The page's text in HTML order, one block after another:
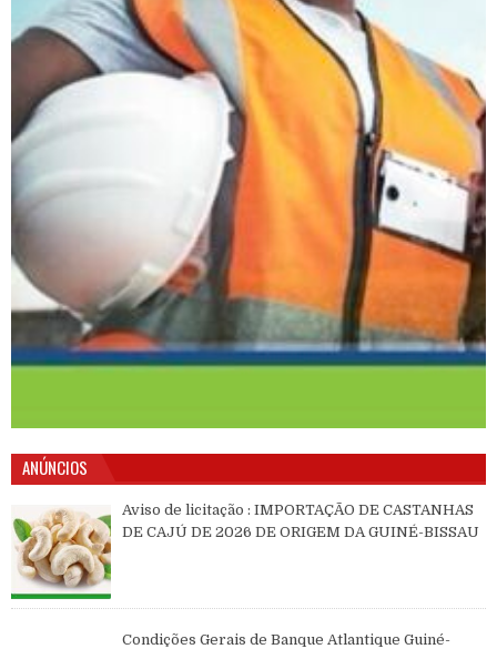
ANÚNCIOS
Aviso de licitação : IMPORTAÇÃO DE CASTANHAS
DE CAJÚ DE 2026 DE ORIGEM DA GUINÉ-BISSAU
Condições Gerais de Banque Atlantique Guiné-